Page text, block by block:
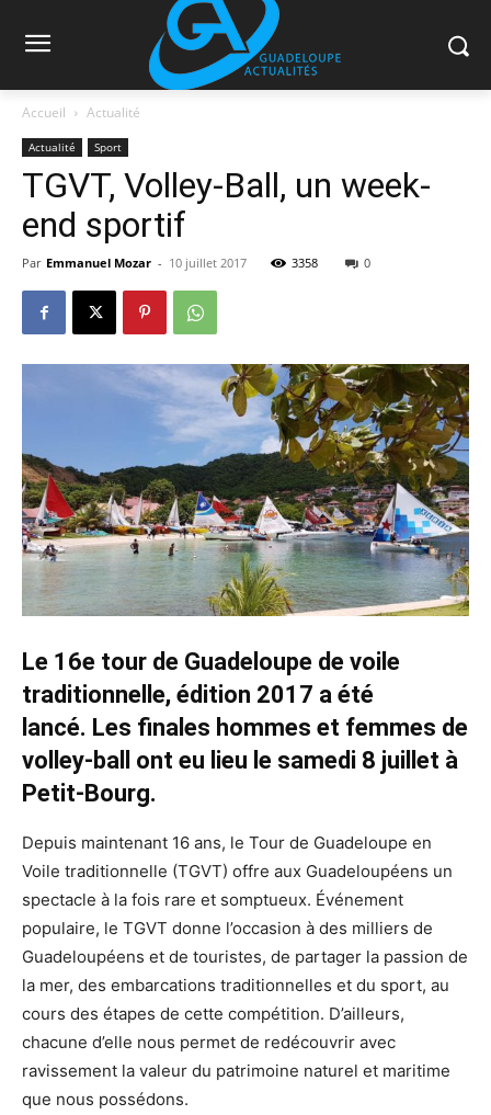
Accueil Actualité
Actualité Sport
TGVT, Volley-Ball, un week-
end sportif
Par Emmanuel Mozar - 10 juillet 2017 3358 0
Le 16e tour de Guadeloupe de voile
traditionnelle, édition 2017 a été
lancé. Les finales hommes et femmes de
volley-ball ont eu lieu le samedi 8 juillet à
Petit-Bourg.
Depuis maintenant 16 ans, le Tour de Guadeloupe en
Voile traditionnelle (TGVT) offre aux Guadeloupéens un
spectacle à la fois rare et somptueux. Événement
populaire, le TGVT donne l’occasion à des milliers de
Guadeloupéens et de touristes, de partager la passion de
la mer, des embarcations traditionnelles et du sport, au
cours des étapes de cette compétition. D’ailleurs,
chacune d’elle nous permet de redécouvrir avec
ravissement la valeur du patrimoine naturel et maritime
que nous possédons.